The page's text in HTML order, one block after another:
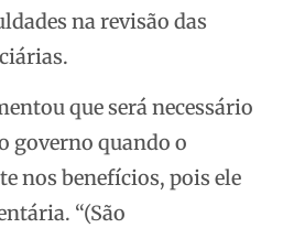
na revisão das
que será necessário
governo quando o
nos benefícios, pois ele
“(São